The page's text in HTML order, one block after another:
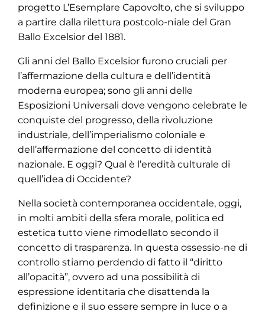
progetto L’Esemplare Capovolto, che si sviluppo
a partire dalla rilettura postcolo-niale del Gran
Ballo Excelsior del 1881.
Gli anni del Ballo Excelsior furono cruciali per
l’affermazione della cultura e dell’identità
moderna europea; sono gli anni delle
Esposizioni Universali dove vengono celebrate le
conquiste del progresso, della rivoluzione
industriale, dell’imperialismo coloniale e
dell’affermazione del concetto di identità
nazionale. E oggi? Qual è l’eredità culturale di
quell’idea di Occidente?
Nella società contemporanea occidentale, oggi,
in molti ambiti della sfera morale, politica ed
estetica tutto viene rimodellato secondo il
concetto di trasparenza. In questa ossessio-ne di
controllo stiamo perdendo di fatto il “diritto
all’opacità”, ovvero ad una possibilità di
espressione identitaria che disattenda la
definizione e il suo essere sempre in luce o a